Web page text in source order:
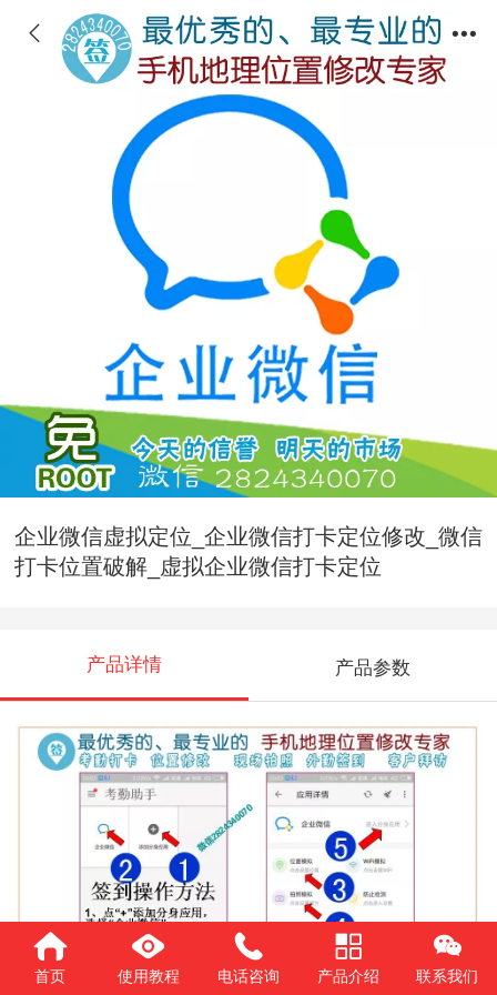
企业微信虚拟定位_企业微信打卡定位修改_微信
打卡位置破解_虚拟企业微信打卡定位
产品详情 产品参数
首页 使用教程 电话咨询 产品介绍 联系我们